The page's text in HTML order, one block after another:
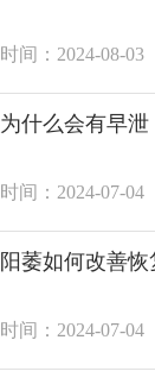
时间：2024-08-03
为什么会有早泄
时间：2024-07-04
阳萎如何改善恢
时间：2024-07-04